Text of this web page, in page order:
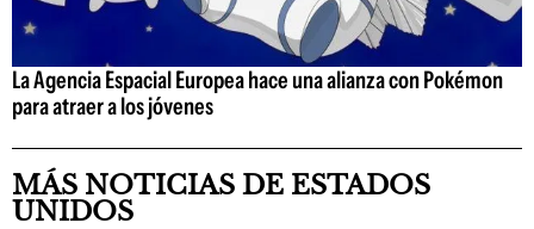
La Agencia Espacial Europea hace una alianza con Pokémon
para atraer a los jóvenes
MÁS NOTICIAS DE ESTADOS
UNIDOS